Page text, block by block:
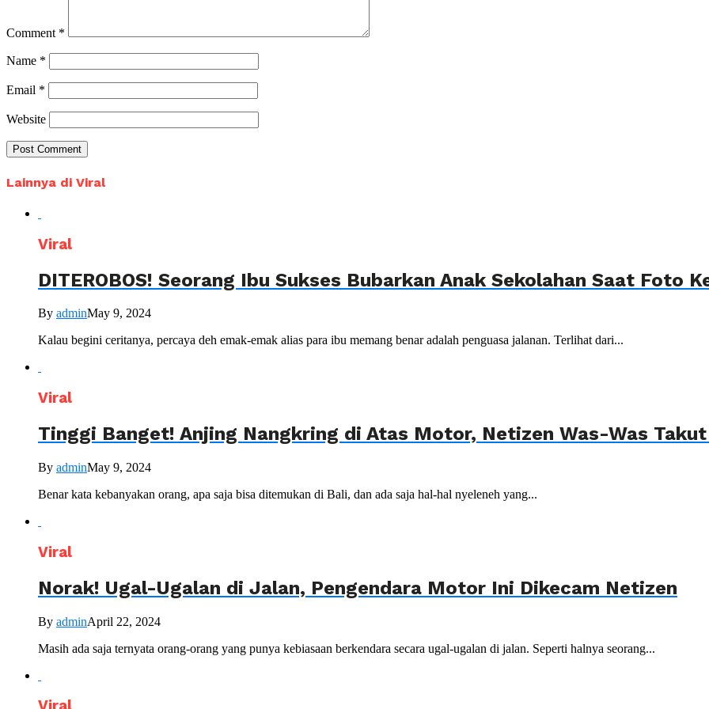
Comment *
Name *
Email *
Website
Lainnya di Viral
Viral
DITEROBOS! Seorang Ibu Sukses Bubarkan Anak Sekolahan Saat Foto
By adminMay 9, 2024
Kalau begini ceritanya, percaya deh emak-emak alias para ibu memang benar adalah penguasa jalanan. Terlihat dari...
Viral
Tinggi Banget! Anjing Nangkring di Atas Motor, Netizen Was-Was
By adminMay 9, 2024
Benar kata kebanyakan orang, apa saja bisa ditemukan di Bali, dan ada saja hal-hal nyeleneh yang...
Viral
Norak! Ugal-Ugalan di Jalan, Pengendara Motor Ini Dikecam Netizen
By adminApril 22, 2024
Masih ada saja ternyata orang-orang yang punya kebiasaan berkendara secara ugal-ugalan di jalan. Seperti halnya seorang...